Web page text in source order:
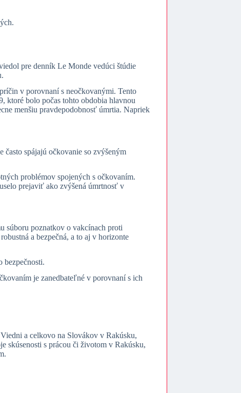
pre denník Le Monde vedúci štúdie
v porovnaní s neočkovanými. Tento
ktoré bolo počas tohto obdobia hlavnou
menšiu pravdepodobnosť úmrtia. Napriek
spájajú očkovanie so zvýšeným
problémov spojených s očkovaním.
prejaviť ako zvýšená úmrtnosť v
súboru poznatkov o vakcínach proti
a bezpečná, a to aj v horizonte
bezpečnosti.
je zanedbateľné v porovnaní s ich
a celkovo na Slovákov v Rakúsku,
skúsenosti s prácou či životom v Rakúsku,